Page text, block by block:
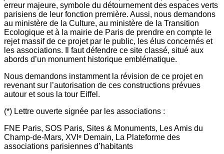
erreur majeure, symbole du détournement des espaces verts
parisiens de leur fonction première. Aussi, nous demandons
au ministère de la Culture, au ministère de la Transition
Ecologique et à la mairie de Paris de prendre en compte le
rejet massif de ce projet par le public, les élus concernés et
les associations. Il faut défendre ce site classé, situé aux
abords d’un monument historique emblématique.
Nous demandons instamment la révision de ce projet en
revenant sur l’autorisation de ces constructions prévues
autour et sous la tour Eiffel.
(*) Lettre ouverte signée par les associations :
FNE Paris, SOS Paris, Sites & Monuments, Les Amis du
Champ-de-Mars, XVIᵉ Demain, La Plateforme des
associations parisiennes d’habitants